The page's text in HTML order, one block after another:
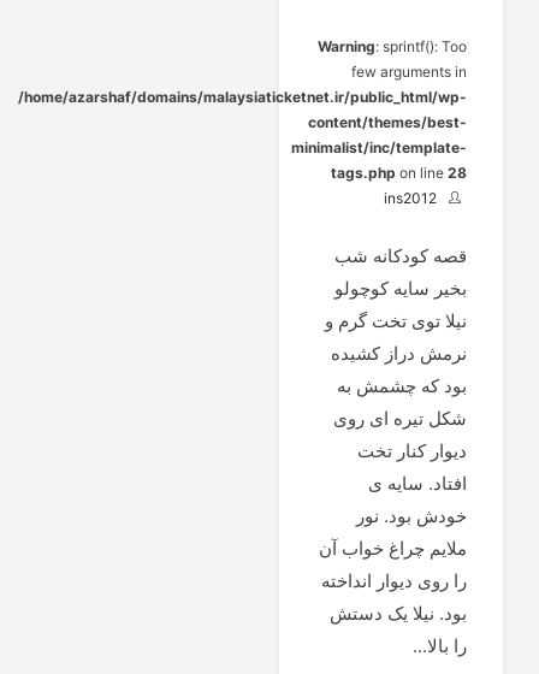
Warning: sprintf(): Too
few arguments in
/home/azarshaf/domains/malaysiaticketnet.ir/public_html/wp-
content/themes/best-
minimalist/inc/template-
tags.php on line 28
ins2012
قصه کودکانه شب
بخیر سایه کوچولو
نیلا توی تخت گرم و
نرمش دراز کشیده
بود که چشمش به
شکل تیره ای روی
دیوار کنار تخت
افتاد. سایه ی
خودش بود. نور
ملایم چراغ خواب آن
را روی دیوار انداخته
بود. نیلا یک دستش
را بالا...